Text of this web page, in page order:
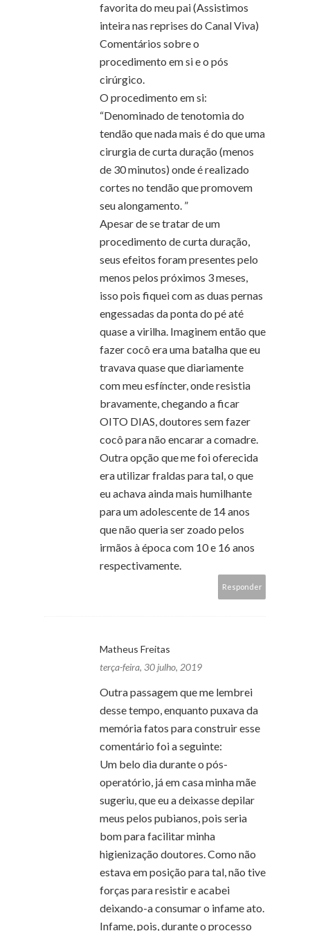
favorita do meu pai (Assistimos
inteira nas reprises do Canal Viva)
Comentários sobre o
procedimento em si e o pós
cirúrgico.
O procedimento em si:
“Denominado de tenotomia do
tendão que nada mais é do que uma
cirurgia de curta duração (menos
de 30 minutos) onde é realizado
cortes no tendão que promovem
seu alongamento. ”
Apesar de se tratar de um
procedimento de curta duração,
seus efeitos foram presentes pelo
menos pelos próximos 3 meses,
isso pois fiquei com as duas pernas
engessadas da ponta do pé até
quase a virilha. Imaginem então que
fazer cocô era uma batalha que eu
travava quase que diariamente
com meu esfíncter, onde resistia
bravamente, chegando a ficar
OITO DIAS, doutores sem fazer
cocô para não encarar a comadre.
Outra opção que me foi oferecida
era utilizar fraldas para tal, o que
eu achava ainda mais humilhante
para um adolescente de 14 anos
que não queria ser zoado pelos
irmãos à época com 10 e 16 anos
respectivamente.
Responder
Matheus Freitas
terça-feira, 30 julho, 2019
Outra passagem que me lembrei
desse tempo, enquanto puxava da
memória fatos para construir esse
comentário foi a seguinte:
Um belo dia durante o pós-
operatório, já em casa minha mãe
sugeriu, que eu a deixasse depilar
meus pelos pubianos, pois seria
bom para facilitar minha
higienização doutores. Como não
estava em posição para tal, não tive
forças para resistir e acabei
deixando-a consumar o infame ato.
Infame, pois, durante o processo